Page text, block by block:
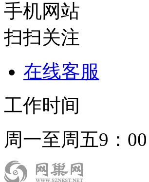
手机网站
扫扫关注
在线客服
工作时间
周一至周五9：